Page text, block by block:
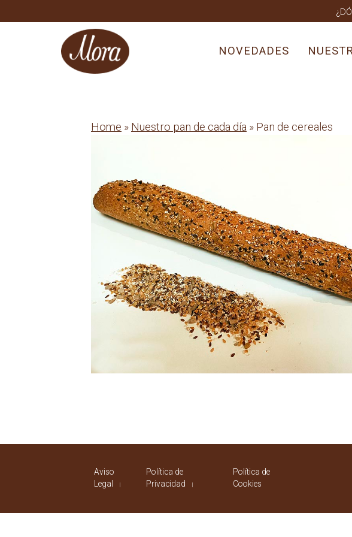
to
NOVEDADES
Home » Nuestro pan de cada día » Pan de cereales
entradas
Aviso
Legal
Política de
Privacidad
Política de
Cookies